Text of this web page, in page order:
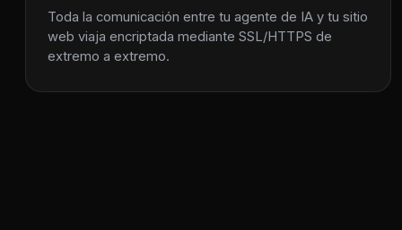
Toda la comunicación entre tu agente de IA y tu sitio
web viaja encriptada mediante SSL/HTTPS de
extremo a extremo.